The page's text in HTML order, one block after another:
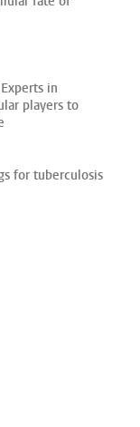
in
players to
for tuberculosis